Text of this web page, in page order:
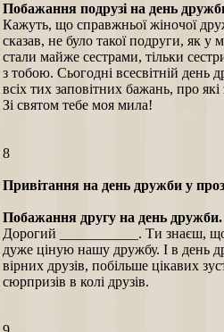
Побажання подрузі на день
Кажуть, що справжньої жіночої
сказав, не було такої подруги, як
стали майже сестрами, тільки
з тобою. Сьогодні всесвітній день
всіх тих заповітних бажань, про
Зі святом тебе моя мила!
8
Привітання на день дружби у
Побажання другу на день дружби.
Дорогий ___________. Ти знаєш, що
дуже ціную нашу дружбу. І в день
вірних друзів, побільше цікавих
сюрпризів в колі друзів.